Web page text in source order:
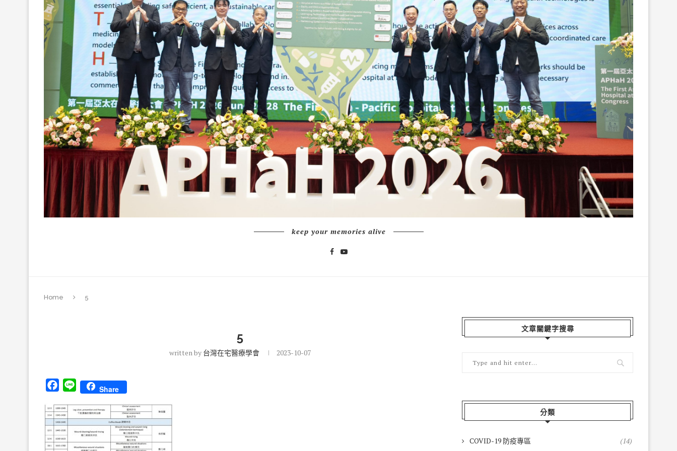
keep your memories alive
Home 5
5
written by 台灣在宅醫療學會 2023-10-07
Facebook
Line Share
文章關鍵字搜尋
分類
COVID-19 防疫專區 (14)